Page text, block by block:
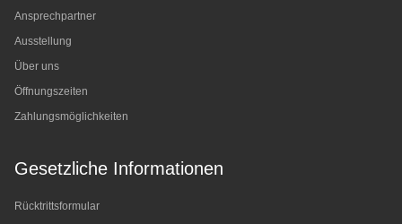
Ansprechpartner
Ausstellung
Über uns
Öffnungszeiten
Zahlungsmöglichkeiten
Gesetzliche Informationen
Rücktrittsformular